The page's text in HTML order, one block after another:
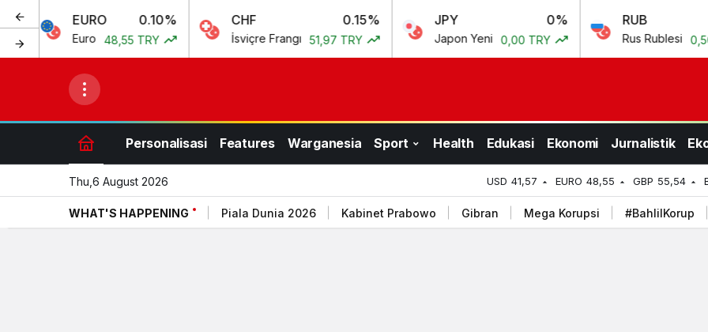
EURO 0.10%
Euro 48,55 TRY
CHF
İsviçre Frangı 51,97 TRY
JPY
Japon Yeni 0,00 TRY
RUB
Rus Rublesi 0,50 TRY
Personalisasi Features Warganesia Sport Health Edukasi Ekonomi Jurnalistik
Thu,6 August 2026 USD 41,57 EURO 48,55 GBP 55,54
WHAT'S HAPPENING Piala Dunia 2026 Kabinet Prabowo Gibran Mega Korupsi #BahlilKorup